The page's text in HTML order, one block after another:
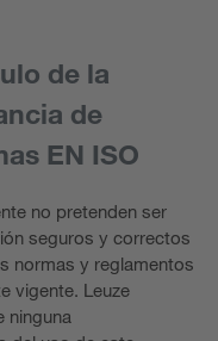
de la
de
EN ISO
no pretenden ser
seguros y correctos
normas y reglamentos
vigente. Leuze
ninguna